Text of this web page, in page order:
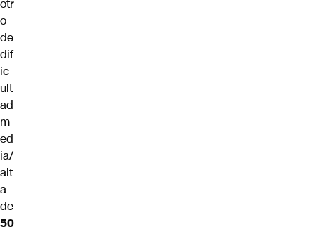
otr
o
de
dif
ic
ult
ad
m
ed
ia/
alt
a
de
50